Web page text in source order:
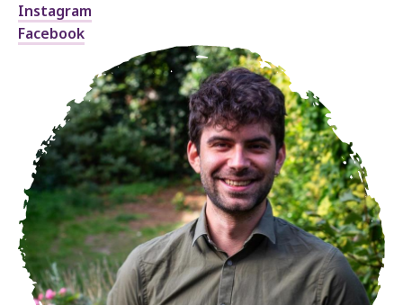
Instagram
Facebook